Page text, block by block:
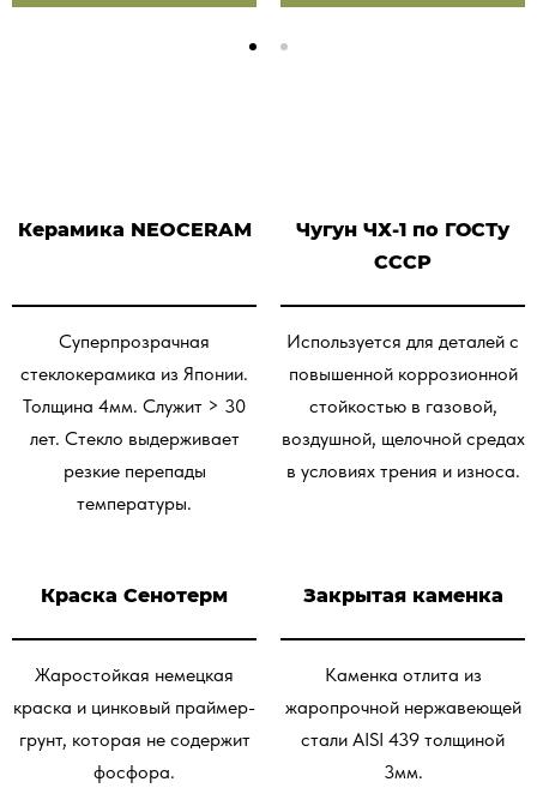
Керамика NEOCERAM
Суперпрозрачная
стеклокерамика из Японии.
Толщина 4мм. Служит > 30
лет. Стекло выдерживает
резкие перепады
температуры.
Чугун ЧХ-1 по ГОСТу
СССР
Используется для деталей с
повышенной коррозионной
стойкостью в газовой,
воздушной, щелочной средах
в условиях трения и износа.
Краска Сенотерм
Жаростойкая немецкая
краска и цинковый праймер-
грунт, которая не содержит
фосфора.
Закрытая каменка
Каменка отлита из
жаропрочной нержавеющей
стали AISI 439 толщиной
3мм.